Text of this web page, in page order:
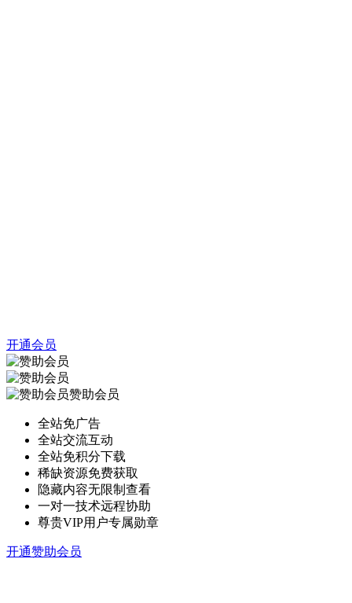
开通会员
赞助会员
全站免广告
全站交流互动
全站免积分下载
稀缺资源免费获取
隐藏内容无限制查看
一对一技术远程协助
尊贵VIP用户专属勋章
开通赞助会员